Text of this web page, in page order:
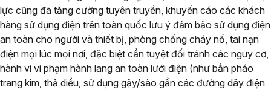
lực cũng đã tăng cường tuyên truyền, khuyến cáo các khách
hàng sử dụng điện trên toàn quốc lưu ý đảm bảo sử dụng điện
an toàn cho người và thiết bị, phòng chống cháy nổ, tai nạn
điện mọi lúc mọi nơi, đặc biệt cần tuyệt đối tránh các nguy cơ,
hành vi vi phạm hành lang an toàn lưới điện (như bắn pháo
trang kim, thả diều, sử dụng gậy/sào gần các đường dây điện